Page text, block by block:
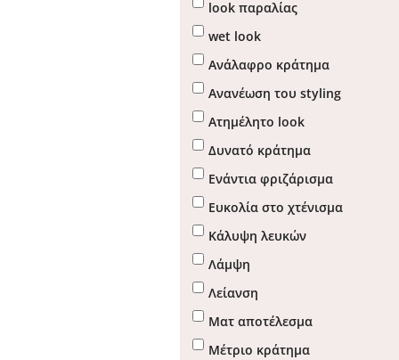
look παραλίας
wet look
Ανάλαφρο κράτημα
Ανανέωση του styling
Ατημέλητο look
Δυνατό κράτημα
Ενάντια φριζάρισμα
Ευκολία στο χτένισμα
Κάλυψη λευκών
Λάμψη
Λείανση
Ματ αποτέλεσμα
Μέτριο κράτημα